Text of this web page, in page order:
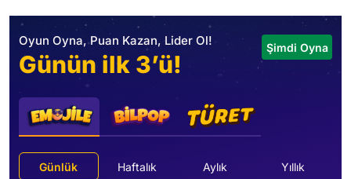
Oyun Oyna, Puan Kazan, Lider Ol!
Günün ilk 3’ü!
Şimdi Oyna
Günlük Haftalık Aylık Yıllık